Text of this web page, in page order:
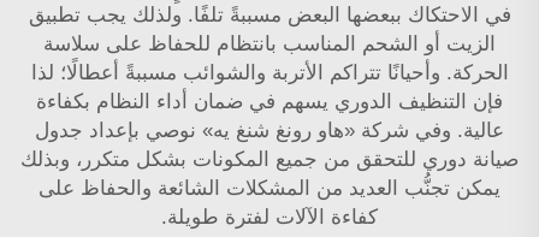
في الاحتكاك ببعضها البعض مسببةً تلفًا. ولذلك يجب تطبيق
الزيت أو الشحم المناسب بانتظام للحفاظ على سلاسة
الحركة. وأحيانًا تتراكم الأتربة والشوائب مسببةً أعطالًا؛ لذا
فإن التنظيف الدوري يسهم في ضمان أداء النظام بكفاءة
عالية. وفي شركة «هاو رونغ شنغ يه» نوصي بإعداد جدول
صيانة دوري للتحقق من جميع المكونات بشكل متكرر، وبذلك
يمكن تجنُّب العديد من المشكلات الشائعة والحفاظ على
كفاءة الآلات لفترة طويلة.